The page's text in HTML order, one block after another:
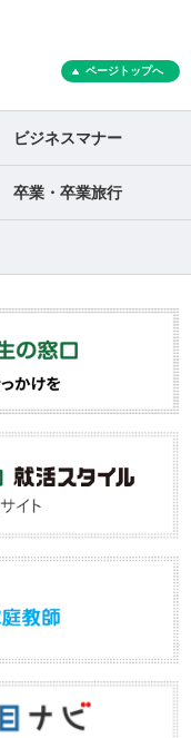
ページトップへ
ビジネスマナー
卒業・卒業旅行